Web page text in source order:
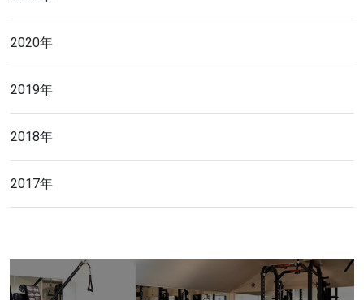
2020年
2019年
2018年
2017年